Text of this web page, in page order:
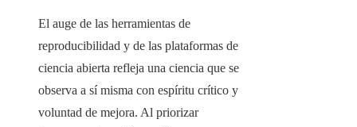
El auge de las herramientas de
reproducibilidad y de las plataformas de
ciencia abierta refleja una ciencia que se
observa a sí misma con espíritu crítico y
voluntad de mejora. Al priorizar